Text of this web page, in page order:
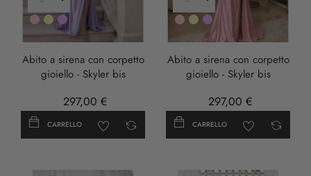
RosaOroLILLA
Abito a sirena con corpetto
gioiello - Skyler bis
297,00 €
CARRELLO
RosaOroLILLA
Abito a sirena con corpetto
gioiello - Skyler bis
297,00 €
CARRELLO